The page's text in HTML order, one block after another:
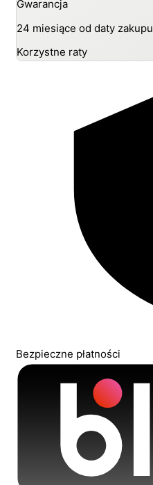
Gwarancja
24 miesiące od daty zakupu
Korzystne raty
Bezpieczne płatności